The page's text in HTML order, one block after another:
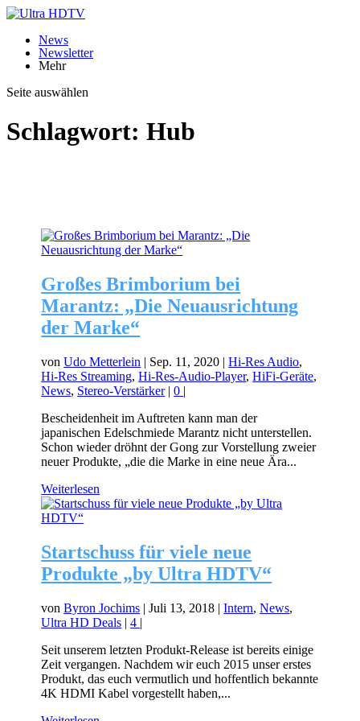
News
Newsletter
Mehr
Seite auswählen
Schlagwort: Hub
Großes Brimborium bei
Marantz: „Die Neuausrichtung
der Marke“
vonUdo Metterlein | Sep. 11, 2020 |Hi-Res Audio,
Hi-Res Streaming,Hi-Res-Audio-Player,HiFi-Geräte,
News, Stereo-Verstärker|0 |
Bescheidenheit im Auftreten kann man der
japanischen Edelschmiede Marantz nicht unterstellen.
Schon wieder dröhnt der Gong zur Vorstellung zweier
neuer Produkte, „die die Marke in eine neue Ära...
Weiterlesen
Startschuss für viele neue
Produkte „by Ultra HDTV“
vonByron Jochims |Juli 13, 2018 |Intern,News,
Ultra HD Deals |4 |
Seit unserem letzten Produkt-Release ist bereits einige
Zeit vergangen. Nachdem wir euch 2015 unser erstes
Produkt, das euch vermutlich und hoffentlich bekannte
4K HDMI Kabel vorgestellt haben,...